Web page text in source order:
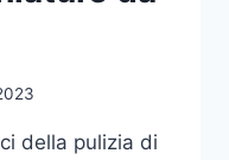
della pulizia di